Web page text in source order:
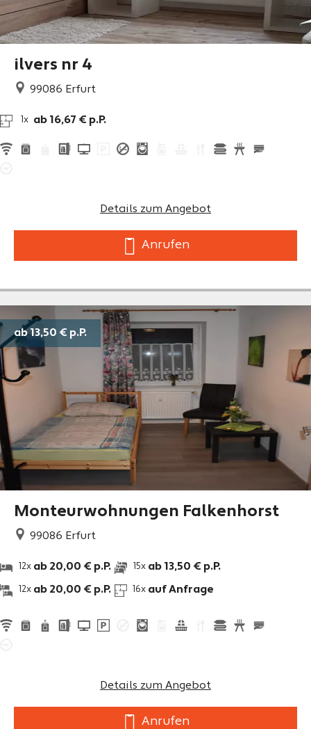
ilvers nr 4
99086 Erfurt
1x ab 16,67 € p.P.
Details zum Angebot
Anrufen
Monteurwohnungen Falkenhorst
99086 Erfurt
12x ab 20,00 € p.P.
12x ab 20,00 € p.P.
15x ab 13,50 € p.P.
16x auf Anfrage
Details zum Angebot
Anrufen
ab 13,50 € p.P.